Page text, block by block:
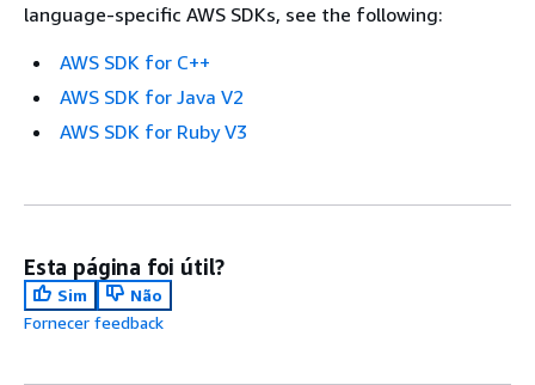
language-specific AWS SDKs, see the following:
AWS SDK for C++
AWS SDK for Java V2
AWS SDK for Ruby V3
Esta página foi útil?
Sim
Não
Fornecer feedback